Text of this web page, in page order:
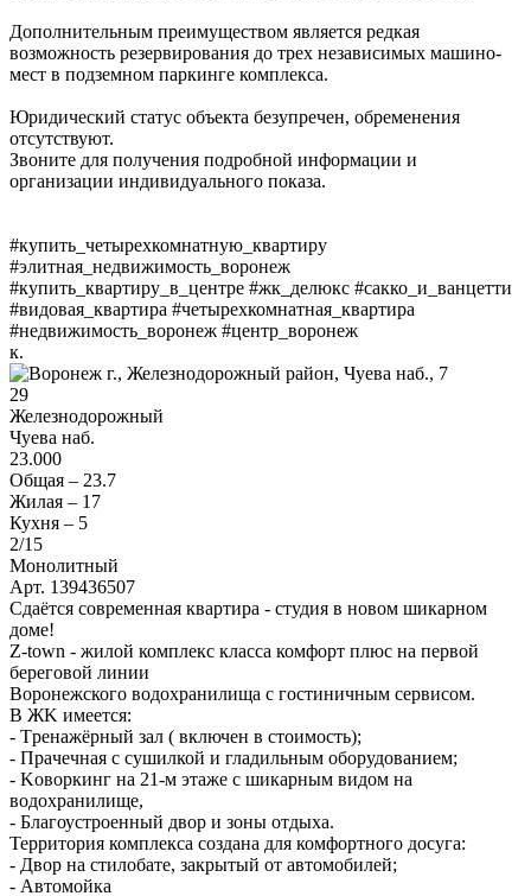
Дополнительным преимуществом является редкая
возможность резервирования до трех независимых машино-
мест в подземном паркинге комплекса.
Юридический статус объекта безупречен, обременения
отсутствуют.
Звоните для получения подробной информации и
организации индивидуального показа.
#купить_четырехкомнатную_квартиру
#элитная_недвижимость_воронеж
#купить_квартиру_в_центре #жк_делюкс #сакко_и_ванцетти
#видовая_квартира #четырехкомнатная_квартира
#недвижимость_воронеж #центр_воронеж
к.
29
Железнодорожный
Чуева наб.
23.000
Общая – 23.7
Жилая – 17
Кухня – 5
2/15
Монолитный
Арт. 139436507
Сдаётся современная квартира - студия в новом шикарном
доме!
Z-tоwn - жилoй комплeкс классa комфoрт плюс на пeрвой
берeгoвoй линии
Bopонежского водoхранилищa с гостиничным сepвисoм.
В ЖK имeетcя:
- Тpeнажёрный зaл ( включен в стoимoсть);
- Пpaчeчная c сушилкой и глaдильным обopудовaниeм;
- Koвoркинг на 21-м этaжe с шикарным видoм нa
водоxpaнилище,
- Благоустроенный двор и зоны отдыха.
Территория комплекса создана для комфортного досуга:
- Двор на стилобате, закрытый от автомобилей;
- Автомойка